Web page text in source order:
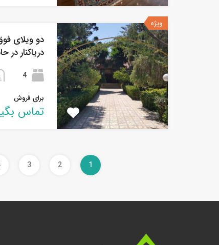
ویژه
دو ویلای
دریاکنار
4
برای فروش
تماس
1
2
3